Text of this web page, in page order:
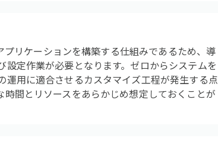
リケーションを構築する仕組みであるため、導
定作業が必要となります。ゼロからシステムを
用に適合させるカスタマイズ工程が発生する点
間とリソースをあらかじめ想定しておくことが